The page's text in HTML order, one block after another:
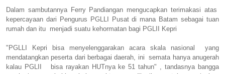
Dalam sambutannya Ferry Pandiangan mengucapkan terimakasi atas
kepercayaan dari Pengurus PGLLI Pusat di mana Batam sebagai tuan
rumah dan itu menjadi suatu kehormatan bagi PGLII Kepri
"PGLLI Kepri bisa menyelenggarakan acara skala nasional yang
mendatangkan peserta dari berbagai daerah, ini semata hanya anugerah
kalau PGLII bisa rayakan HUTnya ke 51 tahun" , tandasnya bangga